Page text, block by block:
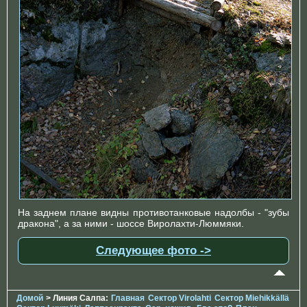
На заднем плане видны противотанковые надолбы - "зубы
дракона", а за ними - шоссе Виролахти-Люммяки.
Следующее фото ->
Домой > Линия Салпа: Главная Сектор Virolahti Сектор Miehikkällä